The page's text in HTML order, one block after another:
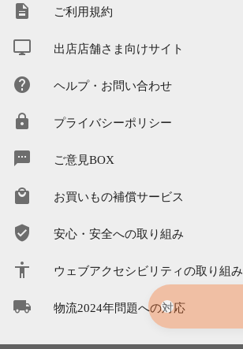
ご利用規約
出店店舗さま向けサイト
ヘルプ・お問い合わせ
プライバシーポリシー
ご意見BOX
お買いもの補償サービス
安心・安全への取り組み
ウェブアクセシビリティの取り組み
物流2024年問題への対応